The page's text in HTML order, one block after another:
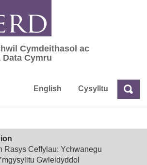
Cymdeithasol ac
Cymdeithasol ac
Cymru
English Cysylltu Chwilio
Rasys Ceffylau: Ychwanegu
Gwleidyddol